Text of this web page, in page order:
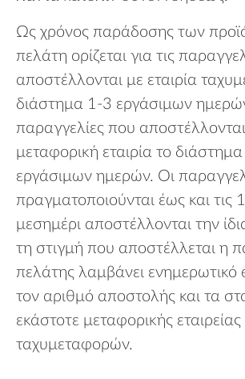
Ως χρόνος παράδοσης των
πελάτη ορίζεται για τις
αποστέλλονται με εταιρία
διάστημα 1-3 εργάσιμων
παραγγελίες που
μεταφορική εταιρία το
εργάσιμων ημερών. Οι
πραγματοποιούνται έως και τις
μεσημέρι αποστέλλονται την
τη στιγμή που αποστέλλεται η
πελάτης λαμβάνει ενημερωτικό
τον αριθμό αποστολής και τα
εκάστοτε μεταφορικής εταιρείας
ταχυμεταφορών.